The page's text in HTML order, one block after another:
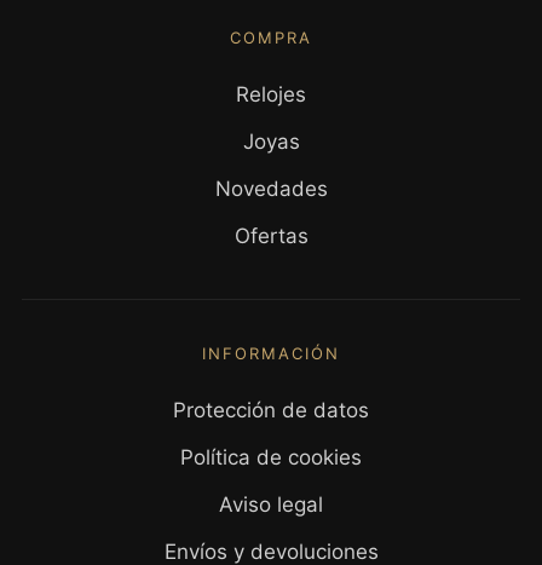
COMPRA
Relojes
Joyas
Novedades
Ofertas
INFORMACIÓN
Protección de datos
Política de cookies
Aviso legal
Envíos y devoluciones